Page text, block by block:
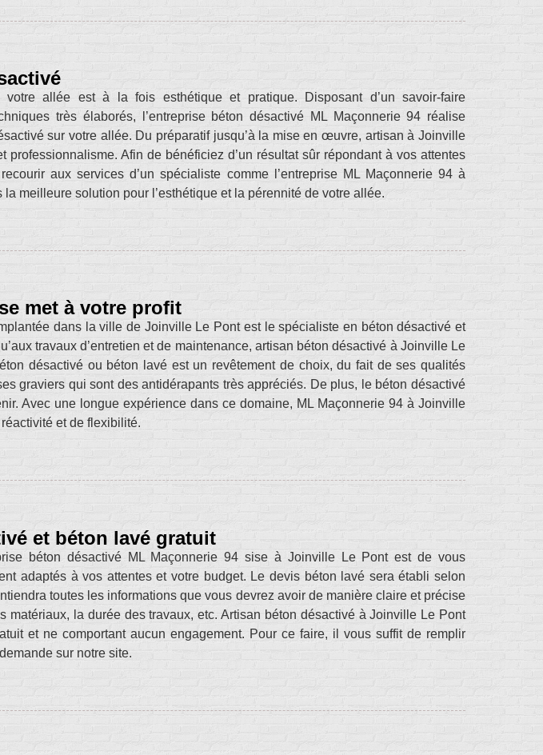
allée est à la fois esthétique et pratique. Disposant d’un savoir-faire
très élaborés, l’entreprise béton désactivé ML Maçonnerie 94 réalise
sur votre allée. Du préparatif jusqu’à la mise en œuvre, artisan à Joinville
professionnalisme. Afin de bénéficiez d’un résultat sûr répondant à vos attentes
aux services d’un spécialiste comme l’entreprise ML Maçonnerie 94 à
meilleure solution pour l’esthétique et la pérennité de votre allée.
met à votre profit
dans la ville de Joinville Le Pont est le spécialiste en béton désactivé et
travaux d’entretien et de maintenance, artisan béton désactivé à Joinville Le
désactivé ou béton lavé est un revêtement de choix, du fait de ses qualités
graviers qui sont des antidérapants très appréciés. De plus, le béton désactivé
Avec une longue expérience dans ce domaine, ML Maçonnerie 94 à Joinville
et de flexibilité.
et béton lavé gratuit
béton désactivé ML Maçonnerie 94 sise à Joinville Le Pont est de vous
adaptés à vos attentes et votre budget. Le devis béton lavé sera établi selon
toutes les informations que vous devrez avoir de manière claire et précise
matériaux, la durée des travaux, etc. Artisan béton désactivé à Joinville Le Pont
et ne comportant aucun engagement. Pour ce faire, il vous suffit de remplir
sur notre site.